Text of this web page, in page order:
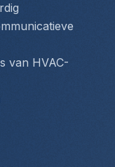
van HVAC-